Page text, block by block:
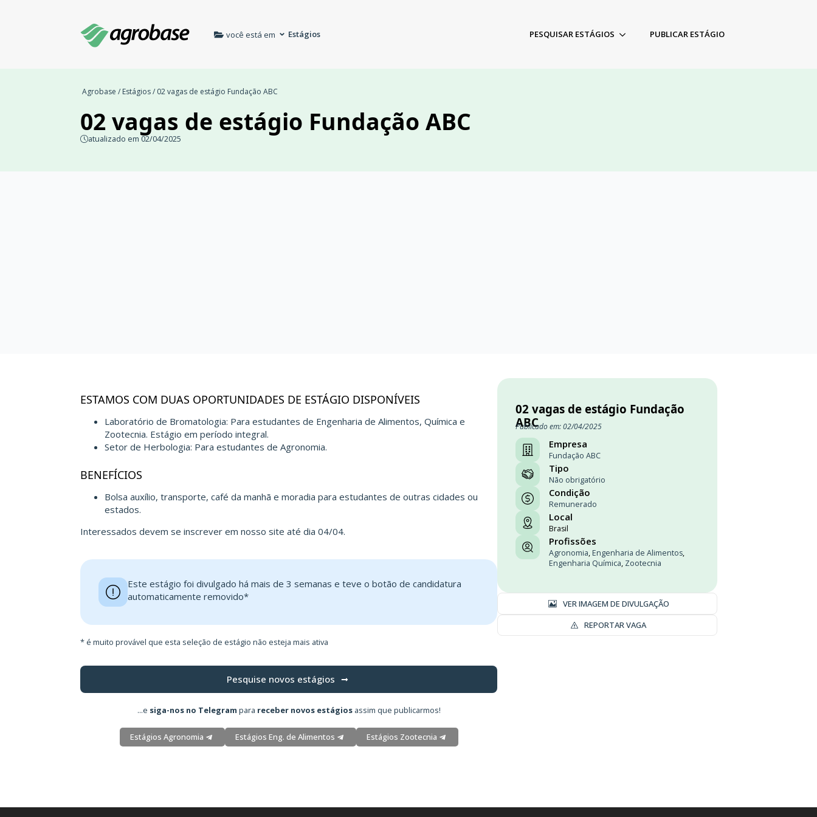
você está em Estágios PESQUISAR ESTÁGIOS PUBLICAR ESTÁGIO
Agrobase / Estágios/ 02 vagas de estágio Fundação ABC
02 vagas de estágio Fundação ABC
atualizado em 02/04/2025
ESTAMOS COM DUAS OPORTUNIDADES DE ESTÁGIO DISPONÍVEIS
Laboratório de Bromatologia: Para estudantes de Engenharia de Alimentos, Química e
Zootecnia. Estágio em período integral.
Setor de Herbologia: Para estudantes de Agronomia.
BENEFÍCIOS
Bolsa auxílio, transporte, café da manhã e moradia para estudantes de outras cidades ou
estados.
Interessados devem se inscrever em nosso site até dia 04/04.
Este estágio foi divulgado há mais de 3 semanas e teve o botão de candidatura
automaticamente removido*
* é muito provável que esta seleção de estágio não esteja mais ativa
Pesquise novos estágios
...e siga-nos no Telegram para receber novos estágiosassim que publicarmos!
Estágios Agronomia Estágios Eng. de Alimentos Estágios Zootecnia
02 vagas de estágio Fundação
ABC
Publicado em: 02/04/2025
Empresa
Fundação ABC
Tipo
Não obrigatório
Condição
Remunerado
Local
Brasil
Profissões
Agronomia, Engenharia de Alimentos,
Engenharia Química, Zootecnia
VER IMAGEM DE DIVULGAÇÃO
REPORTAR VAGA